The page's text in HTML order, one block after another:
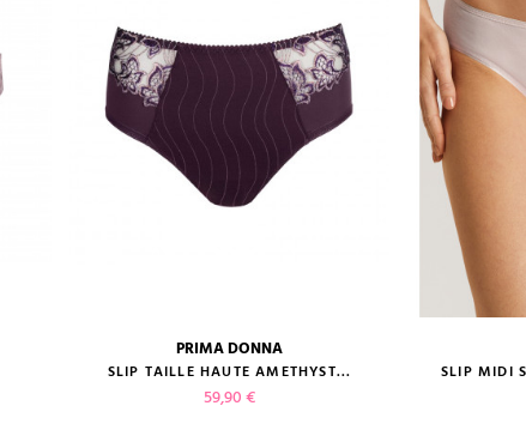
guide des tailles
PRIMA DONNA
SLIP TAILLE HAUTE AMETHYST...
Prix
59,90 €
guide
SLIP MIDI